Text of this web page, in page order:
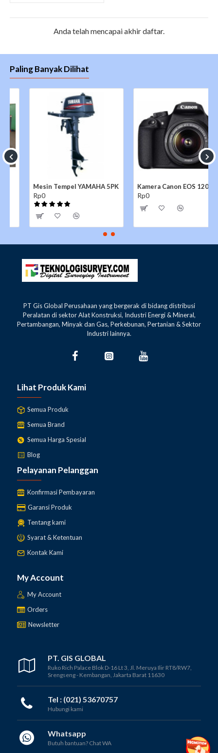
Anda telah mencapai akhir daftar.
Paling Banyak Dilihat
Mesin Tempel YAMAHA 5PK Kamera Canon EOS 1200D
PT Gis Global Perusahaan yang bergerak di bidang distribusi
Peralatan di sektor Alat Konstruksi, Industri Energi & Mineral,
Pertambangan, Minyak dan Gas, Perkebunan, Pertanian & Sektor
Industri lainnya.
Lihat Produk Kami
Semua Produk
Semua Brand
Semua Harga Spesial
Blog
Pelayanan Pelanggan
Konfirmasi Pembayaran
Garansi Produk
Tentang kami
Syarat & Ketentuan
Kontak Kami
My Account
My Account
Orders
Newsletter
PT. GIS GLOBAL
Ruko Rich Palace Blok D-16 Lt 3, Jl. Meruya Ilir RT8/RW7,
Srengseng - Kembangan, Jakarta Barat 11630
Tel : (021) 53670757
Hubungi kami
Whatsapp
Butuh bantuan? Chat WA